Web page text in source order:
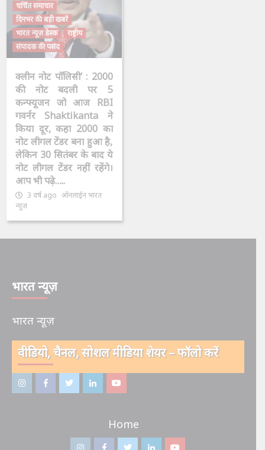
चर्चित समाचार
दिनभर की बड़ी खबरें
भारत न्यूज़ डेस्क
राष्ट्रीय
संपादक की पसंद
क्लीन नोट पॉलिसी’ : 2000
की नोट बदली पर 5
कन्फ्यूजन जो आज RBI
गवर्नर Shaktikanta ने
किया दूर, कहा 2000 का
नोट लीगल टेंडर बना हुआ है,
लेकिन 30 सितंबर के बाद ये
नोट लीगल टेंडर नहीं रहेंगे।
आप भी पढ़े…..
3 वर्ष ago ऑनलाईन भारत
न्यूज़
भारत न्यूज़
भारत न्यूज़
वीडियो, चैनल, सोशल मीडिया शेयर – फॉलो करें
इंस्टाग्रामफेसबुकट्विटर ऑनलाईन
यू-
Home